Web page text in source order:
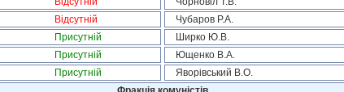
Відсутній Чубаров Р.А.
Присутній Ширко Ю.В.
Присутній Ющенко В.А.
Присутній Яворівський В.О.